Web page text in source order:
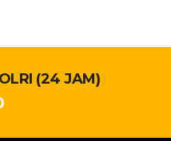
(24 JAM)